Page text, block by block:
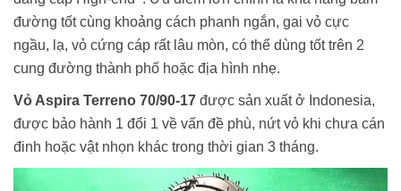
đường tốt cùng khoảng cách phanh ngắn, gai vỏ cực
ngầu, lạ, vỏ cứng cáp rất lâu mòn, có thể dùng tốt trên 2
cung đường thành phố hoặc địa hình nhẹ.
Vỏ Aspira Terreno 70/90-17 được sản xuất ở Indonesia,
được bảo hành 1 đổi 1 về vấn đề phù, nứt vỏ khi chưa cán
đinh hoặc vật nhọn khác trong thời gian 3 tháng.